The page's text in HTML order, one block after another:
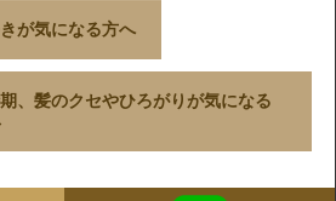
が気になる方へ
、髪のクセやひろがりが気になる